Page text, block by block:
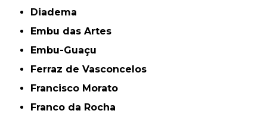
Diadema
Embu das Artes
Embu-Guaçu
Ferraz de Vasconcelos
Francisco Morato
Franco da Rocha